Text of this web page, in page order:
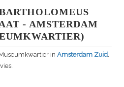
- AMSTERDAM
in Amsterdam Zuid.